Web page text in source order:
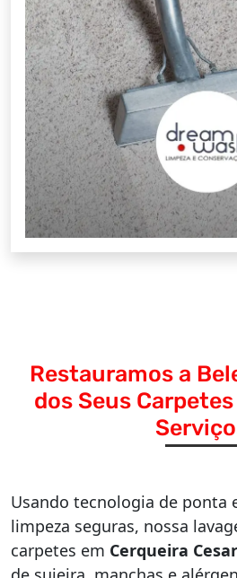
Restauramos a
dos Seus
Usando tecnologia de ponta
limpeza seguras, nossa
carpetes em Cerqueira Cesar